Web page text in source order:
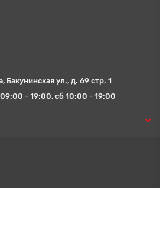
Бакунинская ул., д. 69 стр. 1
- 19:00, сб 10:00 - 19:00